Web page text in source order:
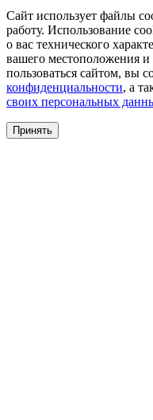
Сайт использует файлы
работу. Использование
о вас технического
вашего местоположения
пользоваться сайтом, вы
конфиденциальности, а
своих персональных
Принять